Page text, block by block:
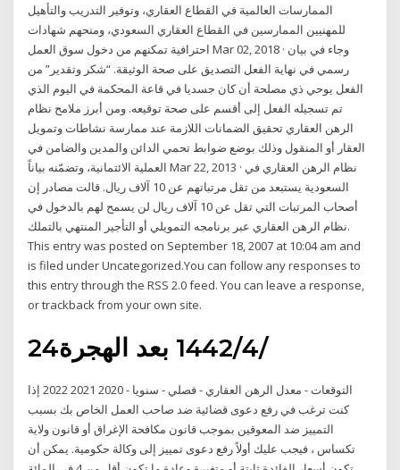
الممارسات العالمية في القطاع العقاري، وتوفير التدريب والتأهيل
للمهنيين الممارسين في القطاع العقاري السعودي، ومنحهم شهادات
احترافية تمكنهم من دخول سوق العمل Mar 02, 2018 · وجاء في بيان
رسمي في نهاية الفعل التصديق على صحة الوثيقة. “شكر وتقدير” من
الفعل يوحي ذي مصلحة أن كان جسديا في قاعة المحكمة في اليوم الذي
تم تسجيله الفعل إلى أقسم على صحة توقيعه. ومن أبرز ملامح نظام
الرهن العقاري تحقيق الضمانات اللازمة عند ممارسة نشاطات وتمويل
العقار أو المنقول وذلك بوضع ضوابط تحمي الدائن والمدين والضامن في
العملية الائتمانية، وتضمّنه بياناً Mar 22, 2013 · نظام الرهن العقاري في
السعودية يستبعد من تقل مرتباتهم عن 10 آلاف ريال. قالت مصادر إن
أصحاب المرتبات التي تقل عن 10 آلاف ريال لن يسمح لهم بالدخول في
نظام الرهن العقاري عبر برنامجه التمويلي أو التأجير المنتهي بالتملك.
This entry was posted on September 18, 2007 at 10:04 am and
is filed under Uncategorized.You can follow any responses to
this entry through the RSS 2.0 feed. You can leave a response,
or trackback from your own site.
24‏‏/4‏‏/1442 بعد الهجرة
التوقعات - معدل الرهن العقاري - فصلي - سنويا - 2020 2021 2022 إذا
كنت ترغب في رفع دعوى قضائية ضد صاحب العمل الخاص بك بسبب
التمييز ضد المعوقين بموجب قانون مكافحة الإغراق أو قانون ولاية
تكساس ، فيجب عليك أولاً رفع دعوى تمييز إلى وكالة حكومية. يمكن أن